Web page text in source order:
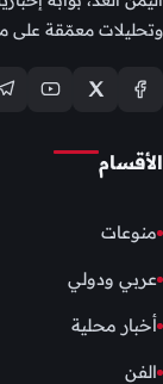
وتحليلات معمّقة على
الأقسام
منوعات
عربي ودولي
أخبار محلية
الفن